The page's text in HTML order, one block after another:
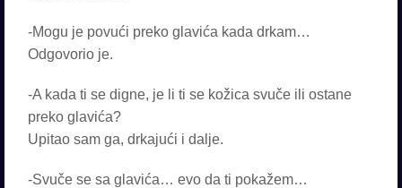
-Mogu je povući preko glavića kada drkam…
Odgovorio je.
-A kada ti se digne, je li ti se kožica svuče ili ostane
preko glavića?
Upitao sam ga, drkajući i dalje.
-Svuče se sa glavića… evo da ti pokažem…